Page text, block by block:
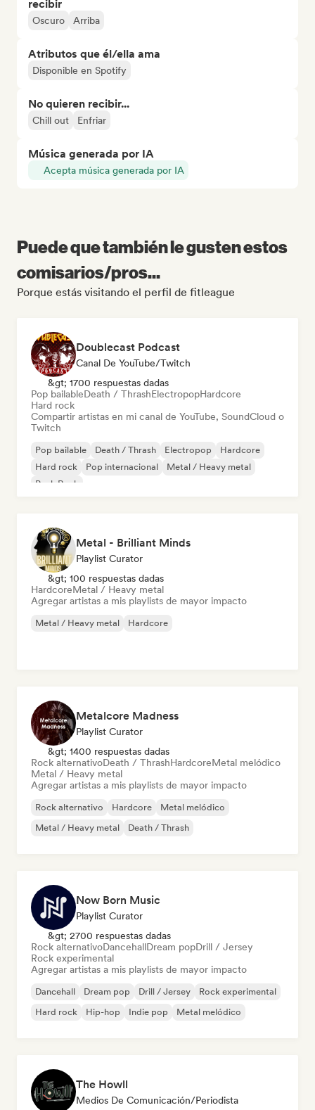
recibir
Oscuro Arriba
Atributos que él/ella ama
Disponible en Spotify
No quieren recibir...
Chill out Enfriar
Música generada por IA
Acepta música generada por IA
Puede que también le gusten estos
comisarios/pros...
Porque estás visitando el perfil de fitleague
Doublecast Podcast
Canal De YouTube/Twitch
&gt; 1700 respuestas dadas
Pop bailableDeath / ThrashElectropopHardcore
Hard rock
Compartir artistas en mi canal de YouTube, SoundCloud o
Twitch
Pop bailable Death / Thrash Electropop
Hardcore
Hard rock
Pop internacional
Metal / Heavy metal
Punk Rock
Metal - Brilliant Minds
Playlist Curator
&gt; 100 respuestas dadas
HardcoreMetal / Heavy metal
Agregar artistas a mis playlists de mayor impacto
Metal / Heavy metal Hardcore
Metalcore Madness
Playlist Curator
&gt; 1400 respuestas dadas
Rock alternativoDeath / ThrashHardcoreMetal melódico
Metal / Heavy metal
Agregar artistas a mis playlists de mayor impacto
Rock alternativo Hardcore
Metal melódico
Metal / Heavy metal
Death / Thrash
Now Born Music
Playlist Curator
&gt; 2700 respuestas dadas
Rock alternativoDancehallDream popDrill / Jersey
Rock experimental
Agregar artistas a mis playlists de mayor impacto
Dancehall Dream pop Drill / Jersey
Rock experimental
Hard rock
Hip-hop Indie pop Metal melódico
The Howll
Medios De Comunicación/Periodista